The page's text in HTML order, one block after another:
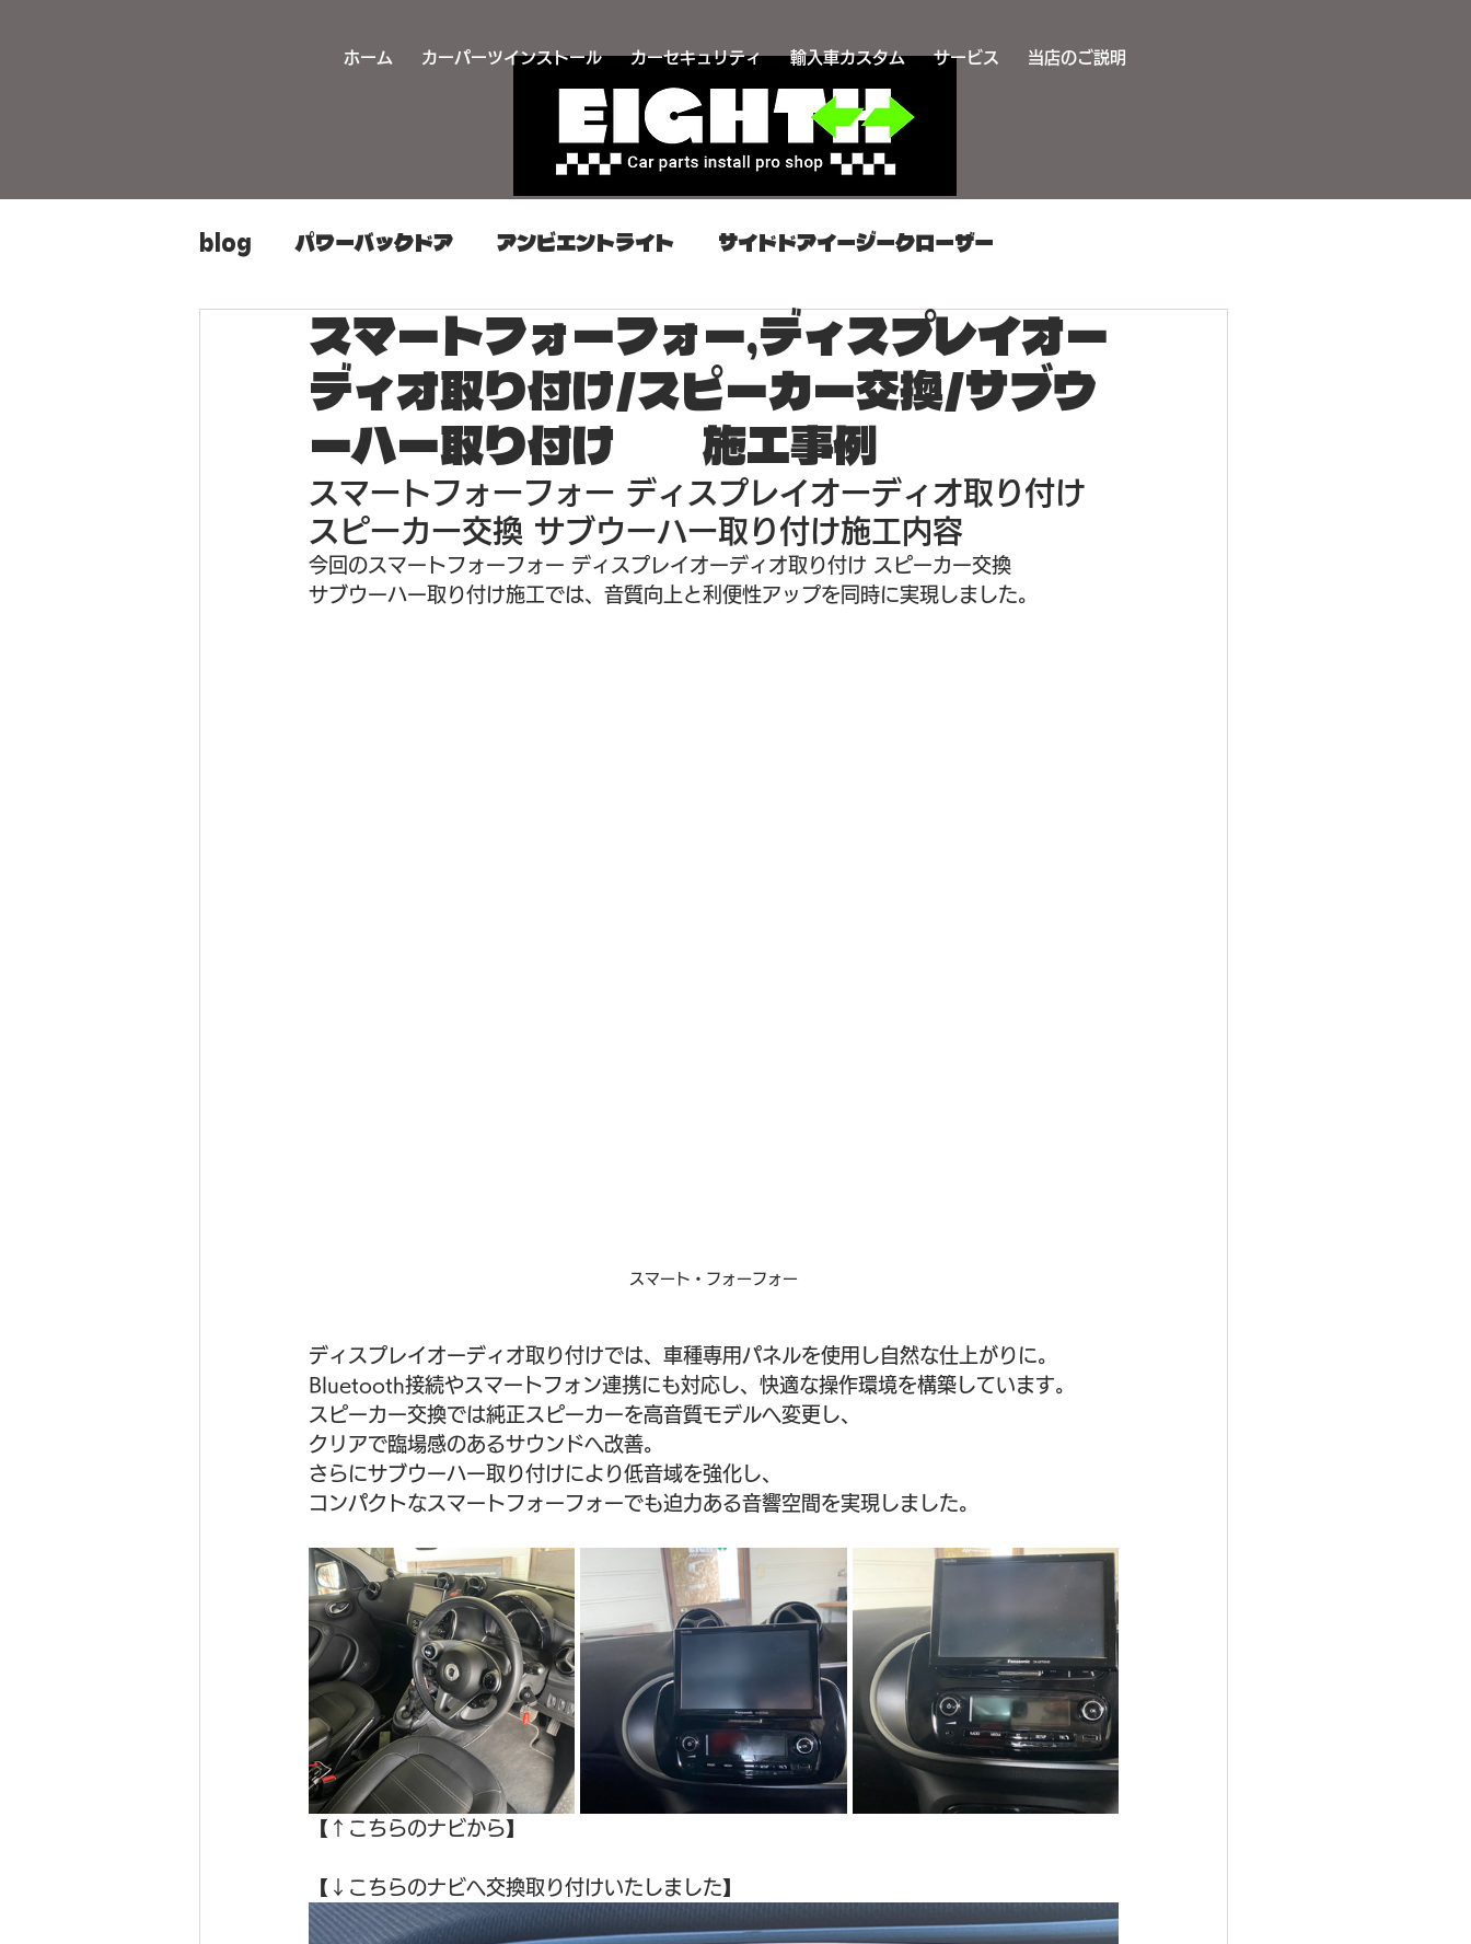
ホーム カーパーツインストール カーセキュリティ 輸入車カスタム サービス 当店のご説明
blog パワーバックドア アンビエントライト サイドドアイージークローザー
カーパーツ持ち込み取り付け カーセキュリティ取り付け 同時施工プラン サウンドアップ施工
ヘッドライト加工 旧車カスタム プッシュスタート取り付け スマートキー取り付け
フォグランプ移植取り付け ディスプレイオーディオ 特集記事
パワースライドドア後付け取り付け
スマートフォーフォー,ディスプレイオー
ディオ取り付け/スピーカー交換/サブウ
ーハー取り付け 施工事例
スマートフォーフォー ディスプレイオーディオ取り付け
スピーカー交換 サブウーハー取り付け施工内容
今回のスマートフォーフォー ディスプレイオーディオ取り付け スピーカー交換
サブウーハー取り付け施工では、音質向上と利便性アップを同時に実現しました。
スマート・フォーフォー
ディスプレイオーディオ取り付けでは、車種専用パネルを使用し自然な仕上がりに。
Bluetooth接続やスマートフォン連携にも対応し、快適な操作環境を構築しています。
スピーカー交換では純正スピーカーを高音質モデルへ変更し、
クリアで臨場感のあるサウンドへ改善。
さらにサブウーハー取り付けにより低音域を強化し、
コンパクトなスマートフォーフォーでも迫力ある音響空間を実現しました。
【↑こちらのナビから】
【↓こちらのナビへ交換取り付けいたしました】